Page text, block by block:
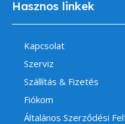
Hasznos linkek
Kapcsolat
Szerviz
Szállítás & Fizetés
Fiókom
Általános Szerződési